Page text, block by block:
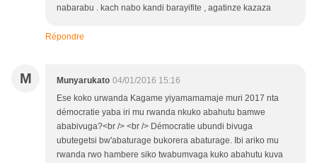
nabarabu . kach nabo kandi barayifite , agatinze kazaza
Répondre
M Munyarukato 04/01/2016 15:16
Ese koko urwanda Kagame yiyamamamaje muri 2017 nta
démocratie yaba iri mu rwanda nkuko abahutu bamwe
ababivuga?<br /> <br /> Démocratie ubundi bivuga
ubutegetsi bw'abaturage bukorera abaturage. Ibi ariko mu
rwanda rwo hambere siko twabumvaga kuko abahutu kuva